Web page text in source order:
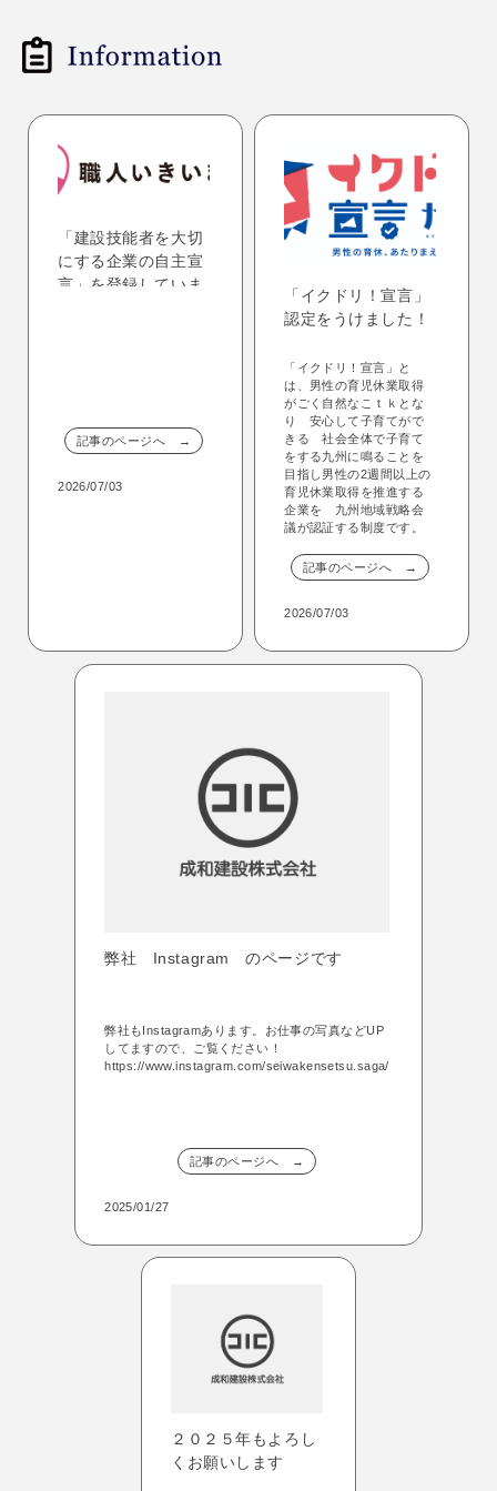
「建設技能者を大切
にする企業の自主宣
言」を登録していま
記事のページへ →
2026/07/03
「イクドリ！宣言」
認定をうけました！
「イクドリ！宣言」と
は、男性の育児休業取得
がごく自然なこｔｋとな
り 安心して子育てがで
きる 社会全体で子育て
をする九州に鳴ることを
目指し男性の2週間以上の
育児休業取得を推進する
企業を 九州地域戦略会
議が認証する制度です。
記事のページへ →
2026/07/03
弊社 Instagram のページです
弊社もInstagramあります。お仕事の写真などUP
してますので、ご覧ください！
https://www.instagram.com/seiwakensetsu.saga/
記事のページへ →
2025/01/27
２０２５年もよろし
くお願いします